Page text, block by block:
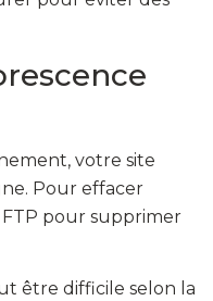
votre site
Pour effacer
pour supprimer
être difficile selon la